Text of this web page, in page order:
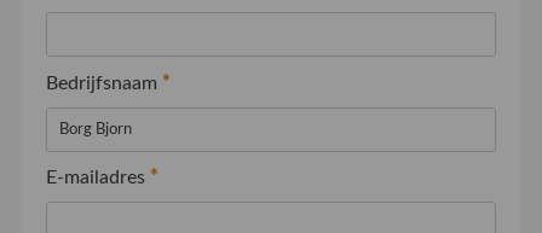
Bedrijfsnaam *
E-mailadres *